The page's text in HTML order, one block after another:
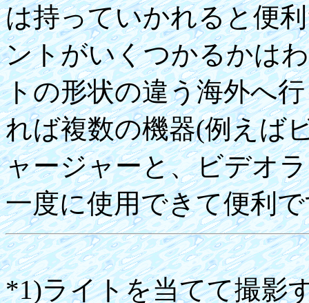
は持っていかれると便
ントがいくつかるかは
トの形状の違う海外へ
れば複数の機器(例えば
ャージャーと、ビデオ
一度に使用できて便利
*1)ライトを当てて撮影